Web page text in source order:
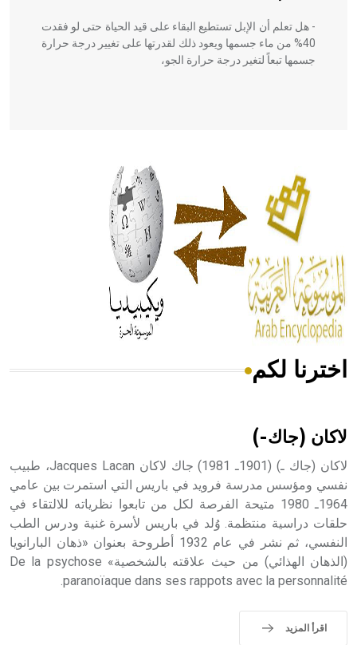
- هل تعلم أن الإبل تستطيع البقاء على قيد الحياة حتى لو فقدت
40% من ماء جسمها ويعود ذلك لقدرتها على تغيير درجة حرارة
جسمها تبعاً لتغير درجة حرارة الجو،
الحكم، الأدلة، تنظيم التغذية، ورسالته في جروح الرأس. ويعود
له الفضل بأنه حرر الطب من الدين والفلسفة.
- هل تعلم أن المرجان إفراز حيواني يتكون في البحر ويتركب
من مادة كربونات الكلسيوم، وهو أحمر أو شديد الحمرة وهو
أجود أنواعه، ويمتاز بكبر الحجم ويسمى الش
هل تعلم أن الأبسيد كلمة فرنسية اللفظ تم اعتمادها مصطلحاً
- هل تعلم أن أبجر Abgar اسم معروف جيداً يعود إلى عدد من
الملوك الذين حكموا مدينة إديسا (الرها) من أبجر الأول وحتى
التاسع، وهم ينتسبون إلى أسرة أوسروين
اخترنا لكم
لاكان (جاك-)
لاكان (جاك ـ) (1901ـ 1981) جاك لاكان Jacques Lacan، طبيب
نفسي ومؤسس مدرسة فرويد في باريس التي استمرت بين عامي
1964ـ 1980 متيحة الفرصة لكل من تابعوا نظرياته للالتقاء في
حلقات دراسية منتظمة. وُلد في باريس لأسرة غنية ودرس الطب
النفسي، ثم نشر في عام 1932 أطروحة بعنوان «ذهان البارانويا
(الذهان الهذائي) من حيث علاقته بالشخصية» De la psychose
paranoïaque dans ses rappots avec la personnalité.
اقرأ المزيد